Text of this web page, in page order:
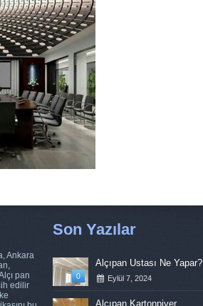
Ankara
pan
edilir
Son Yazılar
0
Alçıpan Ustası Ne Yapar?
Eylül 7, 2024
Alçıpan Kartonpiyer